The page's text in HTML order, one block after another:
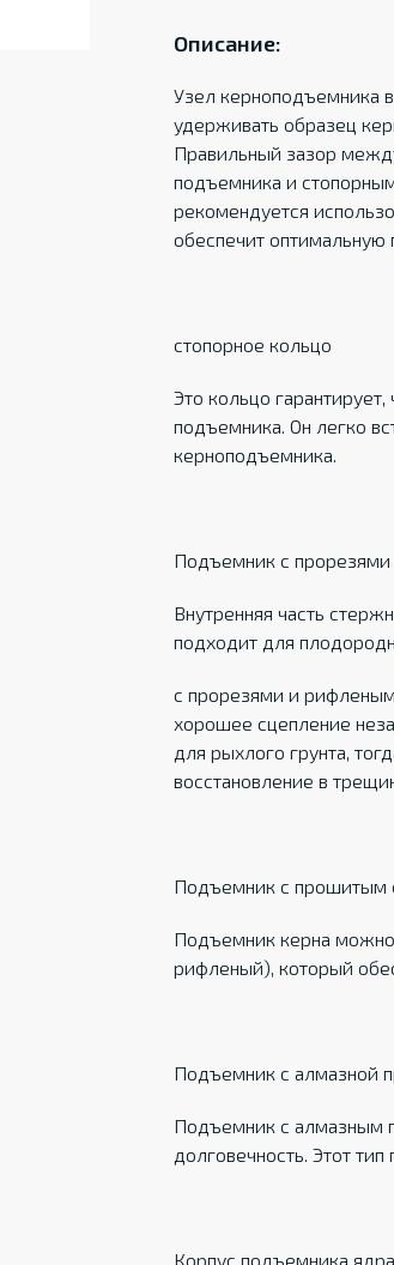
Описание:
Узел керноподъемника
удерживать образец
Правильный зазор
подъемника и
рекомендуется
обеспечит оптимальную
стопорное кольцо
Это кольцо
подъемника. Он легко
керноподъемника.
Подъемник с прорезями
Внутренняя часть
подходит для
с прорезями и
хорошее сцепление
для рыхлого грунта,
восстановление в
Подъемник с прошитым
Подъемник керна
рифленый), который
Подъемник с алмазной
Подъемник с алмазным
долговечность. Этот
Корпус подъемника ядра